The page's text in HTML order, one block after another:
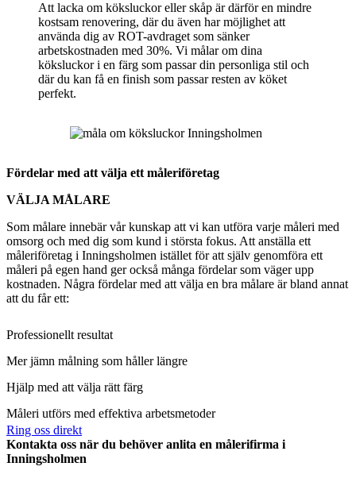
Att lacka om köksluckor eller skåp är därför en mindre
kostsam renovering, där du även har möjlighet att
använda dig av ROT-avdraget som sänker
arbetskostnaden med 30%. Vi målar om dina
köksluckor i en färg som passar din personliga stil och
där du kan få en finish som passar resten av köket
perfekt.
Fördelar med att välja ett måleriföretag
VÄLJA MÅLARE
Som målare innebär vår kunskap att vi kan utföra varje måleri med
omsorg och med dig som kund i största fokus. Att anställa ett
måleriföretag i Inningsholmen istället för att själv genomföra ett
måleri på egen hand ger också många fördelar som väger upp
kostnaden. Några fördelar med att välja en bra målare är bland annat
att du får ett:
Professionellt resultat
Mer jämn målning som håller längre
Hjälp med att välja rätt färg
Måleri utförs med effektiva arbetsmetoder
Ring oss direkt
Kontakta oss när du behöver anlita en målerifirma i
Inningsholmen